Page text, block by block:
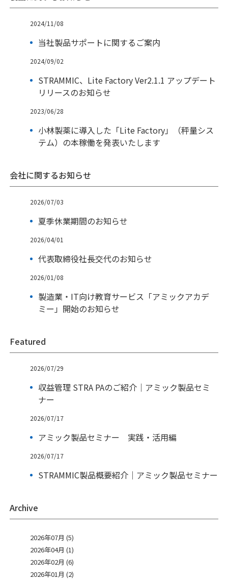
2024/11/08
当社製品サポートに関するご案内
2024/09/02
STRAMMIC、Lite Factory Ver2.1.1 アップデート
リリースのお知らせ
2023/06/28
小林製薬に導入した「Lite Factory」（秤量シス
テム）の本稼働を発表いたします
会社に関するお知らせ
2026/07/03
夏季休業期間のお知らせ
2026/04/01
代表取締役社長交代のお知らせ
2026/01/08
製造業・IT向け教育サービス「アミックアカデ
ミー」開始のお知らせ
Featured
2026/07/29
収益管理 STRA PAのご紹介｜アミック製品セミ
ナー
2026/07/17
アミック製品セミナー 実践・活用編
2026/07/17
STRAMMIC製品概要紹介｜アミック製品セミナー
Archive
2026年07月 (5)
2026年04月 (1)
2026年02月 (6)
2026年01月 (2)